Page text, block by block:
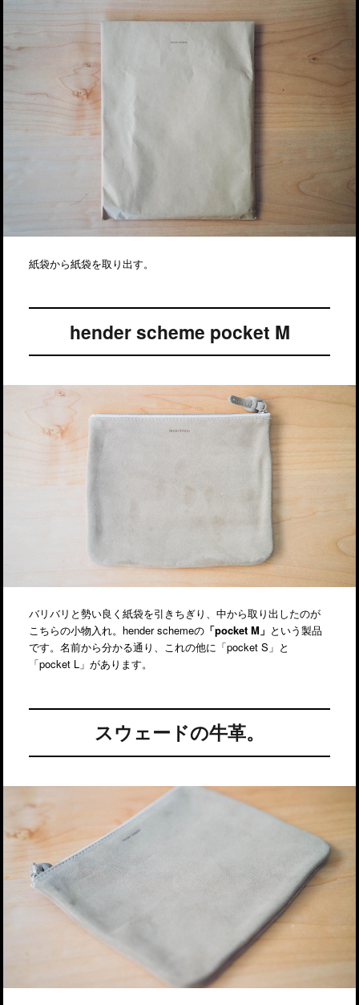
紙袋から紙袋を取り出す。
hender scheme pocket M
バリバリと勢い良く紙袋を引きちぎり、中から取り出したのが
こちらの小物入れ。hender schemeの「pocket M」 という製品
です。名前から分かる通り、これの他に「pocket S」と
「pocket L」があります。
スウェードの牛革。